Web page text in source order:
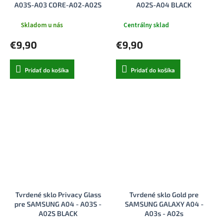
A03S-A03 CORE-A02-A02S
Skladom u nás
€9,90
Pridať do košíka
A02S-A04 BLACK
Centrálny sklad
€9,90
Pridať do košíka
Tvrdené sklo Privacy Glass
pre SAMSUNG A04 - A03S -
A02S BLACK
Tvrdené sklo Gold pre
SAMSUNG GALAXY A04 -
A03s - A02s